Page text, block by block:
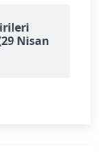
Nisan